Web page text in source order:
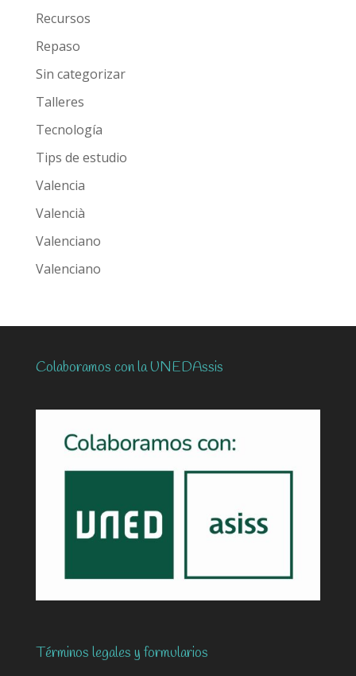
Recursos
Repaso
Sin categorizar
Talleres
Tecnología
Tips de estudio
Valencia
Valencià
Valenciano
Valenciano
Colaboramos con la UNEDAssis
Términos legales y formularios